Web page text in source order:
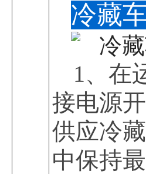
冷藏
1、在
接电源
供应冷
中保持